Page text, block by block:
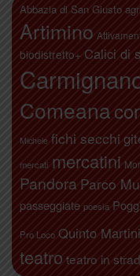
Abbazia di San Giusto
Artimino
biodistretto+ Calici di
Comeana
Michele fichi secchi
mercati mercatini
Pandora Parco
passeggiate poesia
Pro Loco Quinto Martini
teatro teatro in